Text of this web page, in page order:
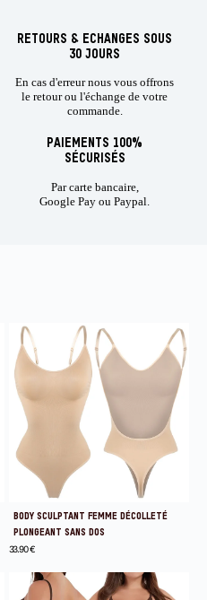
RETOURS & ECHANGES SOUS
30 JOURS
En cas d'erreur nous vous offrons
le retour ou l'échange de votre
commande.
PAIEMENTS 100%
SÉCURISÉS
Par carte bancaire,
Google Pay ou Paypal.
BODY SCULPTANT FEMME DÉCOLLETÉ
PLONGEANT SANS DOS
33.90€